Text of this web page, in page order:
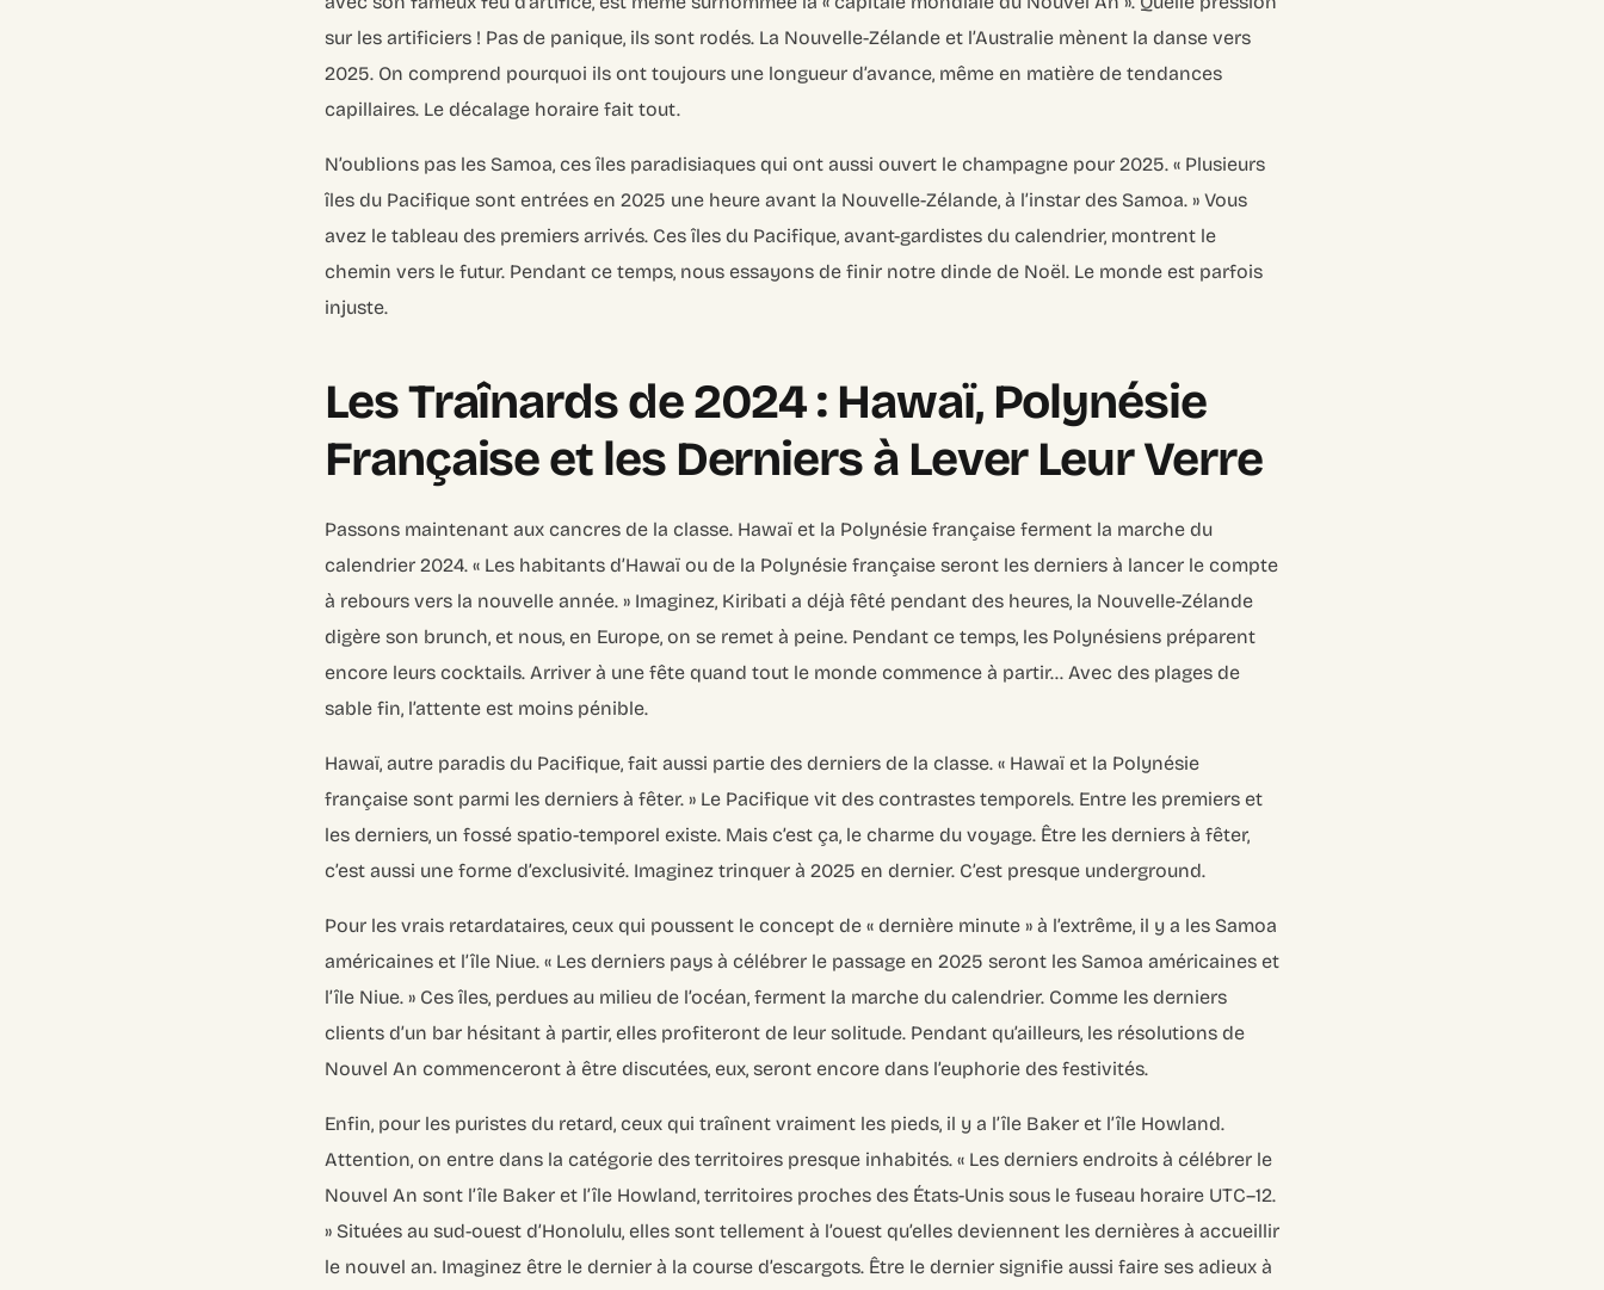
sur les artificiers ! Pas de panique, ils sont rodés. La Nouvelle-Zélande et l’Australie mènent la danse vers
2025. On comprend pourquoi ils ont toujours une longueur d’avance, même en matière de tendances
capillaires. Le décalage horaire fait tout.
N’oublions pas les Samoa, ces îles paradisiaques qui ont aussi ouvert le champagne pour 2025. « Plusieurs
îles du Pacifique sont entrées en 2025 une heure avant la Nouvelle-Zélande, à l’instar des Samoa. » Vous
avez le tableau des premiers arrivés. Ces îles du Pacifique, avant-gardistes du calendrier, montrent le
chemin vers le futur. Pendant ce temps, nous essayons de finir notre dinde de Noël. Le monde est parfois
injuste.
Les Traînards de 2024 : Hawaï, Polynésie
Française et les Derniers à Lever Leur Verre
Passons maintenant aux cancres de la classe. Hawaï et la Polynésie française ferment la marche du
calendrier 2024. « Les habitants d’Hawaï ou de la Polynésie française seront les derniers à lancer le compte
à rebours vers la nouvelle année. » Imaginez, Kiribati a déjà fêté pendant des heures, la Nouvelle-Zélande
digère son brunch, et nous, en Europe, on se remet à peine. Pendant ce temps, les Polynésiens préparent
encore leurs cocktails. Arriver à une fête quand tout le monde commence à partir… Avec des plages de
sable fin, l’attente est moins pénible.
Hawaï, autre paradis du Pacifique, fait aussi partie des derniers de la classe. « Hawaï et la Polynésie
française sont parmi les derniers à fêter. » Le Pacifique vit des contrastes temporels. Entre les premiers et
les derniers, un fossé spatio-temporel existe. Mais c’est ça, le charme du voyage. Être les derniers à fêter,
c’est aussi une forme d’exclusivité. Imaginez trinquer à 2025 en dernier. C’est presque underground.
Pour les vrais retardataires, ceux qui poussent le concept de « dernière minute » à l’extrême, il y a les Samoa
américaines et l’île Niue. « Les derniers pays à célébrer le passage en 2025 seront les Samoa américaines et
l’île Niue. » Ces îles, perdues au milieu de l’océan, ferment la marche du calendrier. Comme les derniers
clients d’un bar hésitant à partir, elles profiteront de leur solitude. Pendant qu’ailleurs, les résolutions de
Nouvel An commenceront à être discutées, eux, seront encore dans l’euphorie des festivités.
Enfin, pour les puristes du retard, ceux qui traînent vraiment les pieds, il y a l’île Baker et l’île Howland.
Attention, on entre dans la catégorie des territoires presque inhabités. « Les derniers endroits à célébrer le
Nouvel An sont l’île Baker et l’île Howland, territoires proches des États-Unis sous le fuseau horaire UTC–12.
» Situées au sud-ouest d’Honolulu, elles sont tellement à l’ouest qu’elles deviennent les dernières à accueillir
le nouvel an. Imaginez être le dernier à la course d’escargots. Être le dernier signifie aussi faire ses adieux à